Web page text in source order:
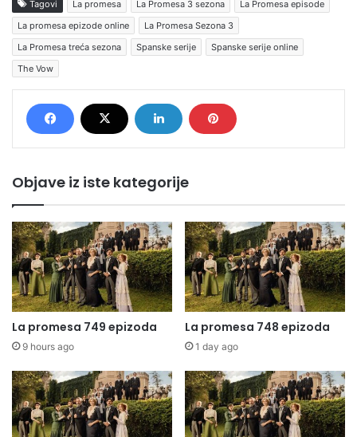
Tagovi La promesa La Promesa 3 sezona
La Promesa episode
La promesa epizode online
La Promesa Sezona 3
La Promesa treća sezona
Spanske serije
Spanske serije online
The Vow
Objave iz iste kategorije
La promesa 749 epizoda
9 hours ago
La promesa 748 epizoda
1 day ago